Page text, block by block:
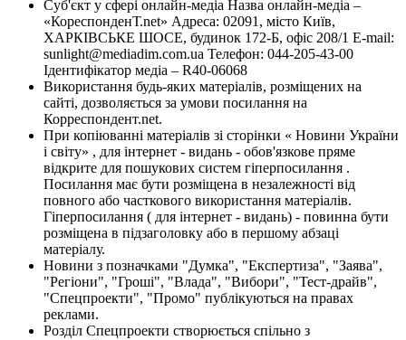
Суб'єкт у сфері онлайн-медіа Назва онлайн-медіа –
«КореспонденТ.net» Адреса: 02091, місто Київ,
ХАРКІВСЬКЕ ШОСЕ, будинок 172-Б, офіс 208/1 E-mail:
sunlight@mediadim.com.ua Телефон: 044-205-43-00
Ідентифікатор медіа – R40-06068
Використання будь-яких матеріалів, розміщених на
сайті, дозволяється за умови посилання на
Корреспондент.net.
При копіюванні матеріалів зі сторінки « Новини України
і світу» , для інтернет - видань - обов'язкове пряме
відкрите для пошукових систем гіперпосилання .
Посилання має бути розміщена в незалежності від
повного або часткового використання матеріалів.
Гіперпосилання ( для інтернет - видань) - повинна бути
розміщена в підзаголовку або в першому абзаці
матеріалу.
Новини з позначками "Думка", "Експертиза", "Заява",
"Регіони", "Гроші", "Влада", "Вибори", "Тест-драйв",
"Спецпроекти", "Промо" публікуються на правах
реклами.
Розділ Спецпроекти створюється спільно з